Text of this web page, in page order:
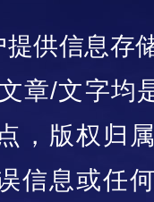
供信息存
章/文字均
，版权归
信息或任